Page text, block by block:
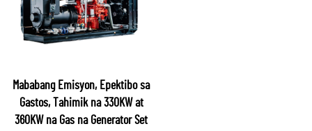
Mababang Emisyon, Epektibo sa
Gastos, Tahimik na 330KW at
360KW na Gas na Generator Set